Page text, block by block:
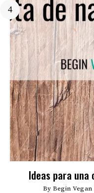
Ideas para una
By Begin Vegan